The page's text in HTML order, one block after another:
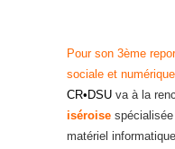
Pour son 3ème
sociale et
CR•DSU va à la
iséroise
matériel